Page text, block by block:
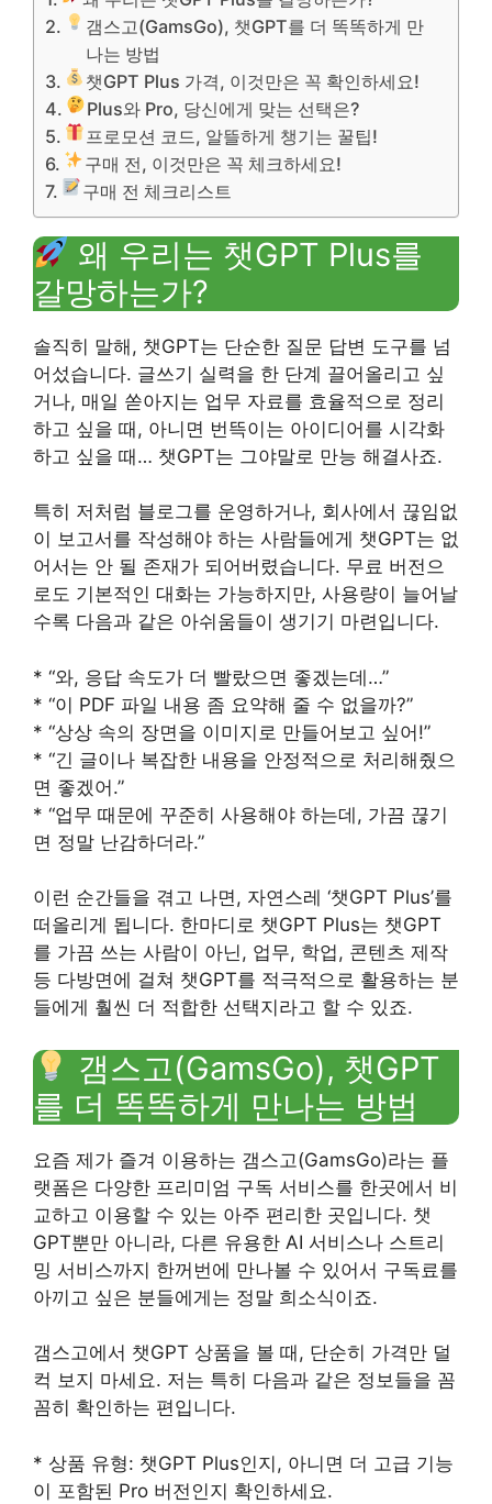
갬스고(GamsGo), 챗GPT를 더 똑똑하게 만
나는 방법
챗GPT Plus 가격, 이것만은 꼭 확인하세요!
Plus와 Pro, 당신에게 맞는 선택은?
프로모션 코드, 알뜰하게 챙기는 꿀팁!
구매 전, 이것만은 꼭 체크하세요!
구매 전 체크리스트
왜 우리는 챗GPT Plus를
갈망하는가?
솔직히 말해, 챗GPT는 단순한 질문 답변 도구를 넘
어섰습니다. 글쓰기 실력을 한 단계 끌어올리고 싶
거나, 매일 쏟아지는 업무 자료를 효율적으로 정리
하고 싶을 때, 아니면 번뜩이는 아이디어를 시각화
하고 싶을 때… 챗GPT는 그야말로 만능 해결사죠.
특히 저처럼 블로그를 운영하거나, 회사에서 끊임없
이 보고서를 작성해야 하는 사람들에게 챗GPT는 없
어서는 안 될 존재가 되어버렸습니다. 무료 버전으
로도 기본적인 대화는 가능하지만, 사용량이 늘어날
수록 다음과 같은 아쉬움들이 생기기 마련입니다.
* “와, 응답 속도가 더 빨랐으면 좋겠는데…”
* “이 PDF 파일 내용 좀 요약해 줄 수 없을까?”
* “상상 속의 장면을 이미지로 만들어보고 싶어!”
* “긴 글이나 복잡한 내용을 안정적으로 처리해줬으
면 좋겠어.”
* “업무 때문에 꾸준히 사용해야 하는데, 가끔 끊기
면 정말 난감하더라.”
이런 순간들을 겪고 나면, 자연스레 ‘챗GPT Plus’를
떠올리게 됩니다. 한마디로 챗GPT Plus는 챗GPT
를 가끔 쓰는 사람이 아닌, 업무, 학업, 콘텐츠 제작
등 다방면에 걸쳐 챗GPT를 적극적으로 활용하는 분
들에게 훨씬 더 적합한 선택지라고 할 수 있죠.
갬스고(GamsGo), 챗GPT
를 더 똑똑하게 만나는 방법
요즘 제가 즐겨 이용하는 갬스고(GamsGo)라는 플
랫폼은 다양한 프리미엄 구독 서비스를 한곳에서 비
교하고 이용할 수 있는 아주 편리한 곳입니다. 챗
GPT뿐만 아니라, 다른 유용한 AI 서비스나 스트리
밍 서비스까지 한꺼번에 만나볼 수 있어서 구독료를
아끼고 싶은 분들에게는 정말 희소식이죠.
갬스고에서 챗GPT 상품을 볼 때, 단순히 가격만 덜
컥 보지 마세요. 저는 특히 다음과 같은 정보들을 꼼
꼼히 확인하는 편입니다.
* 상품 유형: 챗GPT Plus인지, 아니면 더 고급 기능
이 포함된 Pro 버전인지 확인하세요.